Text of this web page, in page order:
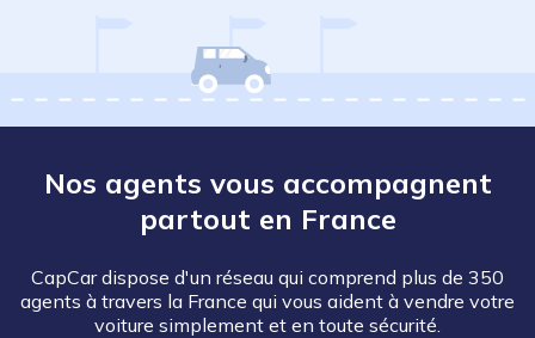
Nos agents vous accompagnent
partout en France
CapCar dispose d'un réseau qui comprend plus de 350
agents à travers la France qui vous aident à vendre votre
voiture simplement et en toute sécurité.